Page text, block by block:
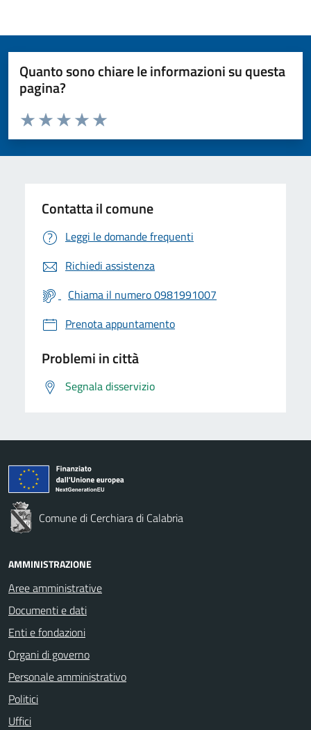
Quanto sono chiare le informazioni su questa
pagina?
Valuta da 1 a 5 stelle la pagina
Valuta 5 stelle su 5
Valuta 4 stelle su 5
Valuta 3 stelle su 5
Valuta 2 stelle su 5
Valuta 1 stelle su 5
Contatta il comune
Leggi le domande frequenti
Richiedi assistenza
Chiama il numero 0981991007
Prenota appuntamento
Problemi in città
Segnala disservizio
Comune di Cerchiara di Calabria
AMMINISTRAZIONE
Aree amministrative
Documenti e dati
Enti e fondazioni
Organi di governo
Personale amministrativo
Politici
Uffici